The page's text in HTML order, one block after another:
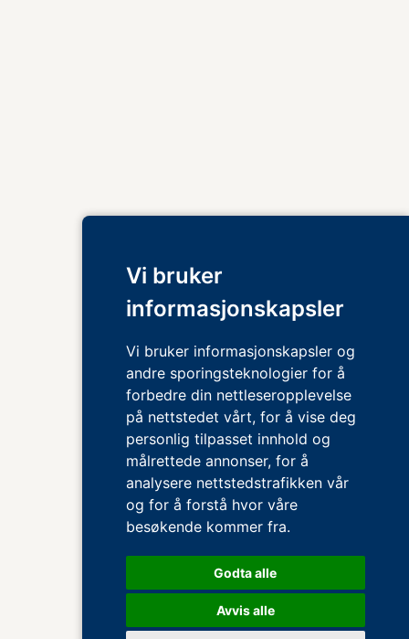
Vi bruker
informasjonskapsler
Vi bruker informasjonskapsler og
andre sporingsteknologier for å
forbedre din nettleseropplevelse
på nettstedet vårt, for å vise deg
personlig tilpasset innhold og
målrettede annonser, for å
analysere nettstedstrafikken vår
og for å forstå hvor våre
besøkende kommer fra.
Godta alle
Avvis alle